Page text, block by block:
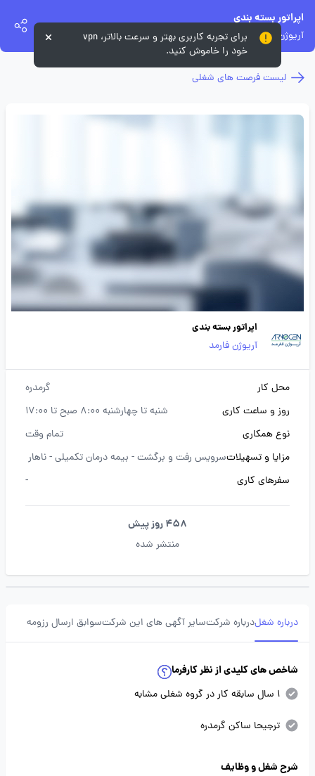
اپراتور بسته بندی
آریوژن فارمد
لیست فرصت های شغلی
اپراتور بسته بندی
آریوژن فارمد
محل کار
گرمدره
روز و ساعت کاری
شنبه تا چهارشنبه 8:00 صبح تا 17:00
نوع همکاری
تمام وقت
مزایا و تسهیلاتسرویس رفت و برگشت - بیمه درمان تکمیلی -ناهار
سفرهای کاری
-
458 روز پیش
منتشر شده
درباره شغلدرباره شرکتسایر آگهی های این شرکتسوابق ارسال رزومه
شاخص های کلیدی از نظر کارفرما
1 سال سابقه کار در گروه شغلی مشابه
ترجیحا ساکن گرمدره
شرح شغل و وظایف
برای تجربه کاربری بهتر و سرعت بالاتر، vpn
خود را خاموش کنید.